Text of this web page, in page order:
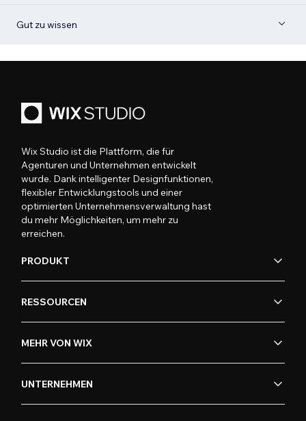
Gut zu wissen
Wix Studio ist die Plattform, die für
Agenturen und Unternehmen entwickelt
wurde. Dank intelligenter Designfunktionen,
flexibler Entwicklungstools und einer
optimierten Unternehmensverwaltung hast
du mehr Möglichkeiten, um mehr zu
erreichen.
PRODUKT
RESSOURCEN
MEHR VON WIX
UNTERNEHMEN